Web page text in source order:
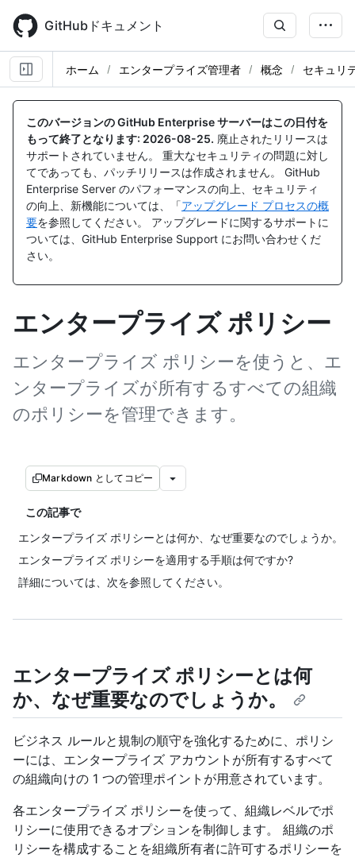
main
content
GitHubドキュメント
ホーム エンタープライズ管理者 概念 セキュリ
このバージョンの GitHub Enterprise サーバーはこの日付を
もって終了となります: 2026-08-25. 廃止されたリリースは
サポートされていません。 重大なセキュリティの問題に対し
てであっても、パッチリリースは作成されません。 GitHub
Enterprise Server のパフォーマンスの向上、セキュリティ
の向上、新機能については、「アップグレード プロセスの概
要を参照してください。 アップグレードに関するサポートに
ついては、GitHub Enterprise Support にお問い合わせくだ
さい。
エンタープライズ ポリシー
エンタープライズ ポリシーを使うと、エ
ンタープライズが所有するすべての組織
のポリシーを管理できます。
Markdown としてコピー
この記事で
エンタープライズ ポリシーとは何か、なぜ重要なのでしょうか。
エンタープライズ ポリシーを適用する手順は何ですか?
詳細については、次を参照してください。
エンタープライズ ポリシーとは何
か、なぜ重要なのでしょうか。
ビジネス ルールと規制の順守を強化するために、ポリシ
ーには、エンタープライズ アカウントが所有するすべて
の組織向けの 1 つの管理ポイントが用意されています。
各エンタープライズ ポリシーを使って、組織レベルでポ
リシーに使用できるオプションを制御します。 組織のポ
リシーを構成することを組織所有者に許可するポリシーを